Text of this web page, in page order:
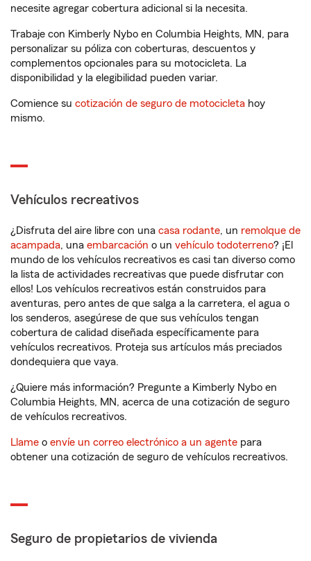
necesite agregar cobertura adicional si la necesita.
Trabaje con Kimberly Nybo en Columbia Heights, MN, para
personalizar su póliza con coberturas, descuentos y
complementos opcionales para su motocicleta. La
disponibilidad y la elegibilidad pueden variar.
Comience su cotización de seguro de motocicleta hoy
mismo.
Vehículos recreativos
¿Disfruta del aire libre con una casa rodante, un remolque de
acampada, una embarcación o un vehículo todoterreno? ¡El
mundo de los vehículos recreativos es casi tan diverso como
la lista de actividades recreativas que puede disfrutar con
ellos! Los vehículos recreativos están construidos para
aventuras, pero antes de que salga a la carretera, el agua o
los senderos, asegúrese de que sus vehículos tengan
cobertura de calidad diseñada específicamente para
vehículos recreativos. Proteja sus artículos más preciados
dondequiera que vaya.
¿Quiere más información? Pregunte a Kimberly Nybo en
Columbia Heights, MN, acerca de una cotización de seguro
de vehículos recreativos.
Llame o envíe un correo electrónico a un agente para
obtener una cotización de seguro de vehículos recreativos.
Seguro de propietarios de vivienda